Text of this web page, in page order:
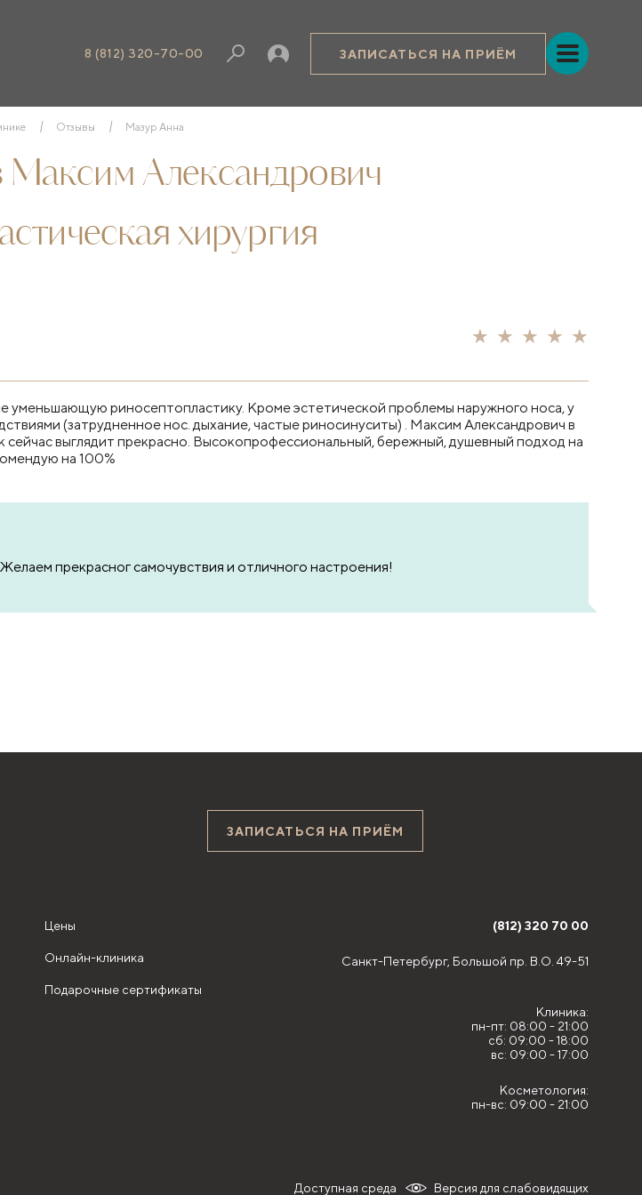
8 (812) 320-70-00 ЗАПИСАТЬСЯ НА ПРИЁМ
Отзывы Мазур Анна
Максим Александрович
хирургия
уменьшающую риносептопластику. Кроме эстетической проблемы наружного носа, у
(затрудненное нос. дыхание, частые риносинуситы) . Максим Александрович в
выглядит прекрасно. Высокопрофессиональный, бережный, душевный подход на
на 100%
прекрасног самочувствия и отличного настроения!
ЗАПИСАТЬСЯ НА ПРИЁМ
Цены
Онлайн-клиника
Подарочные сертификаты
(812) 320 70 00
Санкт-Петербург, Большой пр. В.О. 49-51
Клиника:
пн-пт: 08:00 - 21:00
сб: 09:00 - 18:00
вс: 09:00 - 17:00
Косметология:
пн-вс: 09:00 - 21:00
Версия для слабовидящих
Доступная среда